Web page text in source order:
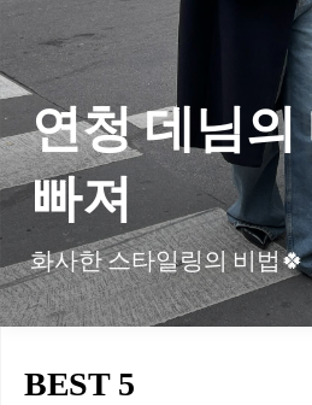
연청 데님의
빠져
화사한 스타일링의 비법🍀
BEST 5